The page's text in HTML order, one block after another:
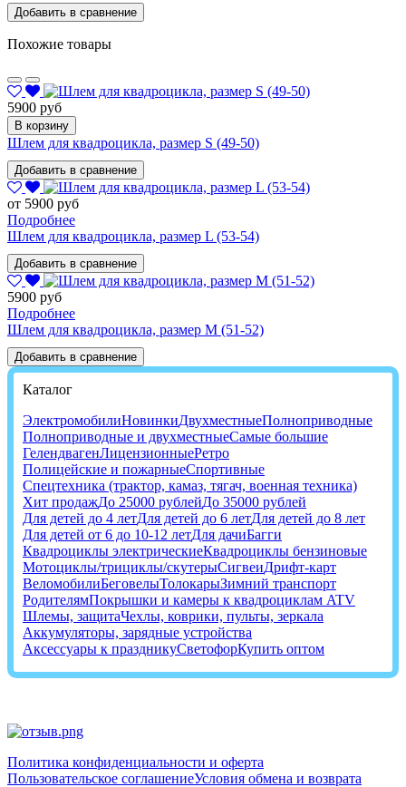
Добавить в сравнение
Похожие товары
5900 руб
В корзину
Шлем для квадроцикла, размер S (49-50)
Добавить в сравнение
от 5900 руб
Подробнее
Шлем для квадроцикла, размер L (53-54)
Добавить в сравнение
5900 руб
Подробнее
Шлем для квадроцикла, размер M (51-52)
Добавить в сравнение
Каталог
ЭлектромобилиНовинкиДвухместныеПолноприводные
Полноприводные и двухместныеСамые большие
ГелендвагенЛицензионныеРетро
Полицейские и пожарныеСпортивные
Спецтехника (трактор, камаз, тягач, военная техника)
Хит продажДо 25000 рублейДо 35000 рублей
Для детей до 4 летДля детей до 6 летДля детей до 8 лет
Для детей от 6 до 10-12 летДля дачиБагги
Квадроциклы электрическиеКвадроциклы бензиновые
Мотоциклы/трициклы/скутерыСигвеиДрифт-карт
ВеломобилиБеговелыТолокарыЗимний транспорт
РодителямПокрышки и камеры к квадроциклам ATV
Шлемы, защитаЧехлы, коврики, пульты, зеркала
Аккумуляторы, зарядные устройства
Аксессуары к праздникуСветофорКупить оптом
Политика конфиденциальности и оферта
Пользовательское соглашениеУсловия обмена и возврата